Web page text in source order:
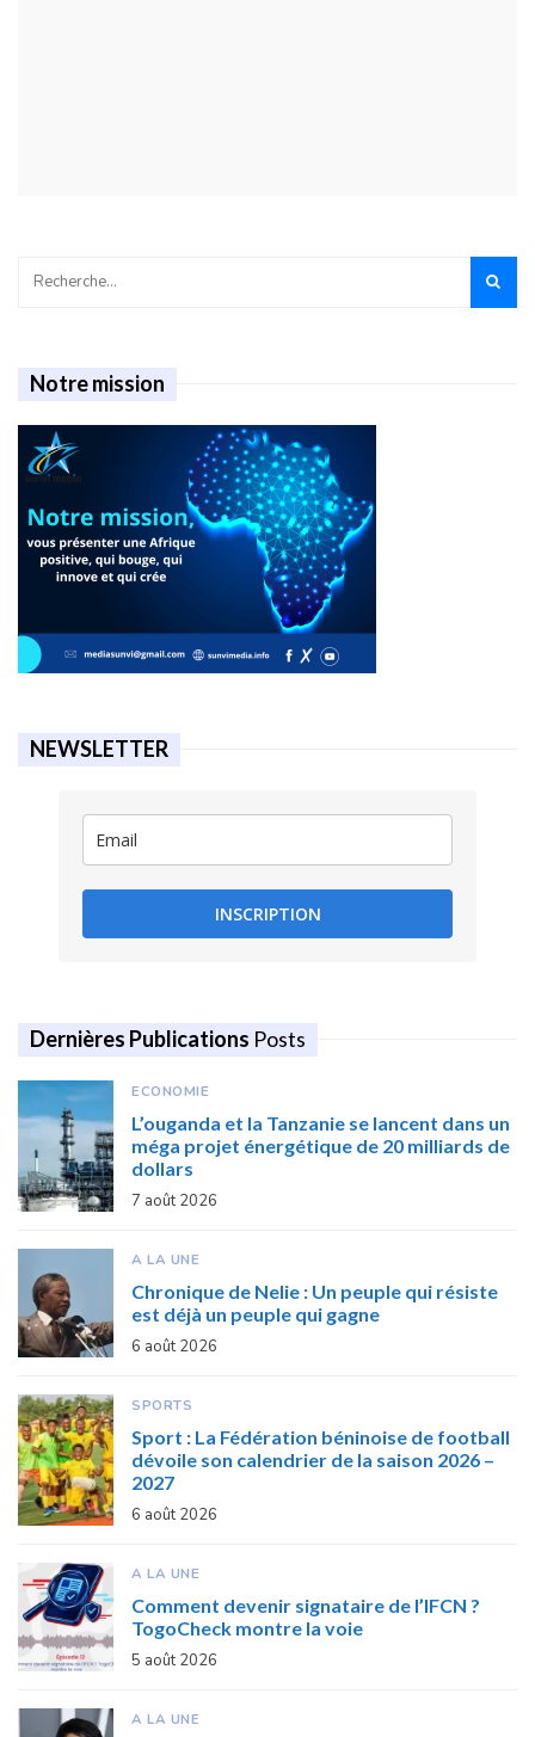
Notre mission
NEWSLETTER
INSCRIPTION
Dernières Publications Posts
ECONOMIE
L’ouganda et la Tanzanie se lancent dans un
méga projet énergétique de 20 milliards de
dollars
7 août 2026
A LA UNE
Chronique de Nelie : Un peuple qui résiste
est déjà un peuple qui gagne
6 août 2026
SPORTS
Sport : La Fédération béninoise de football
dévoile son calendrier de la saison 2026 –
2027
6 août 2026
A LA UNE
Comment devenir signataire de l’IFCN ?
TogoCheck montre la voie
5 août 2026
A LA UNE